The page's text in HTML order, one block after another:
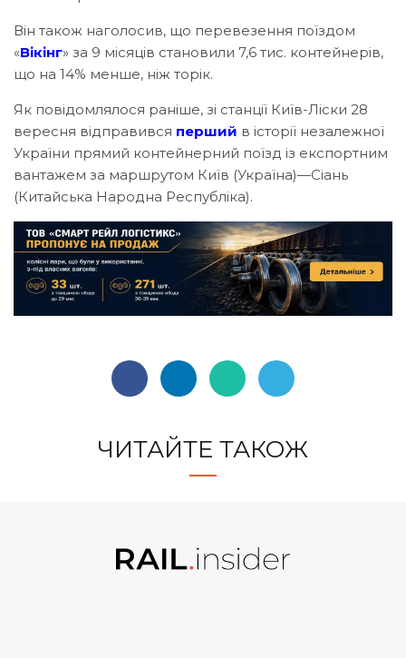
Він також наголосив, що перевезення поїздом
«Вікінг» за 9 місяців становили 7,6 тис. контейнерів,
що на 14% менше, ніж торік.
Як повідомлялося раніше, зі станції Київ-Ліски 28
вересня відправився перший в історії незалежної
України прямий контейнерний поїзд із експортним
вантажем за маршрутом Київ (Україна)—Сіань
(Китайська Народна Республіка).
ЧИТАЙТЕ ТАКОЖ